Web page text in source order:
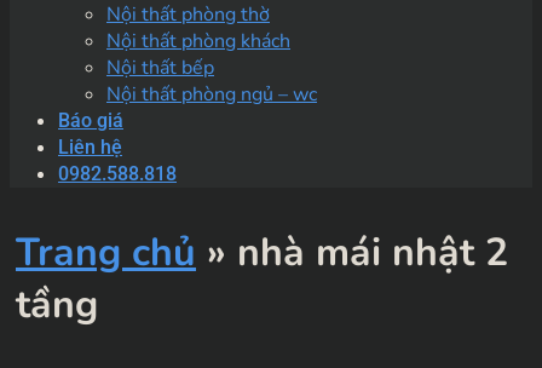
Nội thất phòng thờ
Nội thất phòng khách
Nội thất bếp
Nội thất phòng ngủ – wc
Báo giá
Liên hệ
0982.588.818
Trang chủ » nhà mái nhật 2
tầng